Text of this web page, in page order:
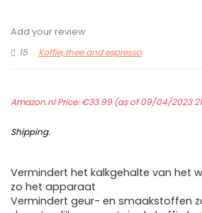
Add your review
15
Koffie, thee and espresso
Amazon.nl Price:€33.99(as of 09/04/2023
Shipping.
Vermindert het kalkgehalte van het
zo het apparaat
Vermindert geur- en smaakstoffen